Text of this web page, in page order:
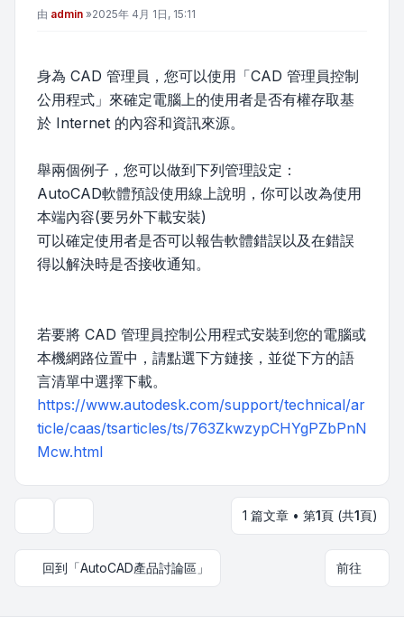
文章
由 admin »2025年 4月 1日, 15:11
身為 CAD 管理員，您可以使用「CAD 管理員控制
公用程式」來確定電腦上的使用者是否有權存取基
於 Internet 的內容和資訊來源。
舉兩個例子，您可以做到下列管理設定：
AutoCAD軟體預設使用線上說明，你可以改為使用
本端內容(要另外下載安裝)
可以確定使用者是否可以報告軟體錯誤以及在錯誤
得以解決時是否接收通知。
若要將 CAD 管理員控制公用程式安裝到您的電腦或
本機網路位置中，請點選下方鏈接，並從下方的語
言清單中選擇下載。
https://www.autodesk.com/support/technical/ar
ticle/caas/tsarticles/ts/763ZkwzypCHYgPZbPnN
Mcw.html
1 篇文章 • 第1頁 (共1頁)
回到「AutoCAD產品討論區」 前往